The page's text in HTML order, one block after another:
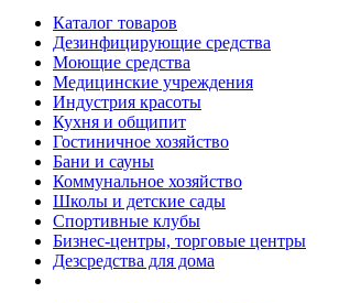
Каталог товаров
Дезинфицирующие средства
Моющие средства
Медицинские учреждения
Индустрия красоты
Кухня и общипит
Гостиничное хозяйство
Бани и сауны
Коммунальное хозяйство
Школы и детские сады
Спортивные клубы
Бизнес-центры, торговые центры
Дезсредства для дома